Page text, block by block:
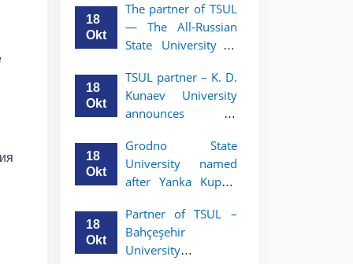
academic mobility
program for 2nd–
3rd year students of
18
Okt
The partner of TSUL
— The All‑Russian
State University of
an academic
mobility program
for 2nd–3rd year
Tashkent State
University of Law
18
Okt
TSUL partner – K. D.
Kunaev University
announces an
program for 2nd–
3rd year students
18
Okt
Grodno State
University named
after Yanka Kupala
academic mobility
program for 2nd–
3rd year students of
18
Okt
Partner of TSUL –
Bahçeşehir
University